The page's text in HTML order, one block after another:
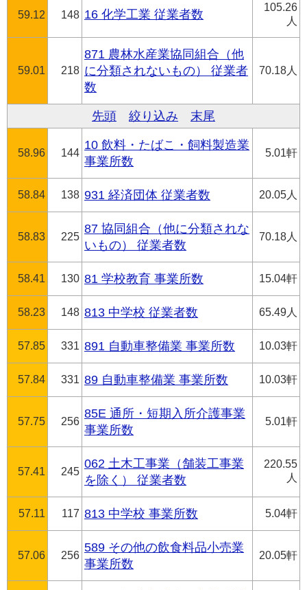
59.12 148 16 化学工業 従業者数
105.26
人
59.01 218
871 農林水産業協同組合（他
に分類されないもの） 従業者
数
70.18人
先頭 絞り込み 末尾
58.96 144
10 飲料・たばこ・飼料製造業
事業所数
5.01軒
58.84 138 931 経済団体 従業者数 20.05人
58.83 225
87 協同組合（他に分類されな
いもの） 従業者数
70.18人
58.41 130 81 学校教育 事業所数 15.04軒
58.23 148 813 中学校 従業者数 65.49人
57.85 331 891 自動車整備業 事業所数 10.03軒
57.84 331 89 自動車整備業 事業所数 10.03軒
57.75 256
85E 通所・短期入所介護事業
事業所数
5.01軒
57.41 245
062 土木工事業（舗装工事業
を除く） 従業者数
220.55
人
57.11 117 813 中学校 事業所数 5.04軒
57.06 256
589 その他の飲食料品小売業
事業所数
20.05軒